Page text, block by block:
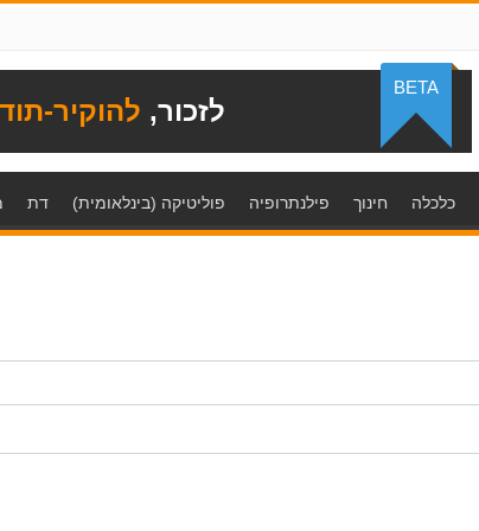
לזכור, להוקיר-
BETA
כלכלה חינוך פילנתרופיה פוליטיקה (בינלאומית) דת